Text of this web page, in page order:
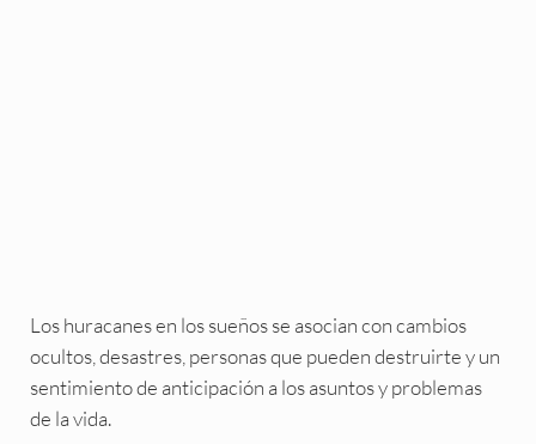
Los huracanes en los sueños se asocian con cambios
ocultos, desastres, personas que pueden destruirte y un
sentimiento de anticipación a los asuntos y problemas
de la vida.